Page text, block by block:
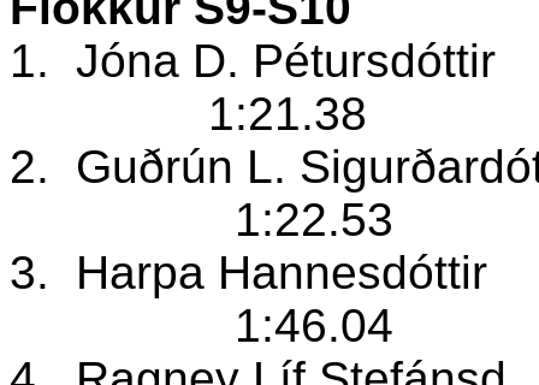
1. Jóna D. Pétursdóttir
1:21.38
2.
Guðrún L.
1:22.53
3.
Harpa Hannesdóttir
1:46.04